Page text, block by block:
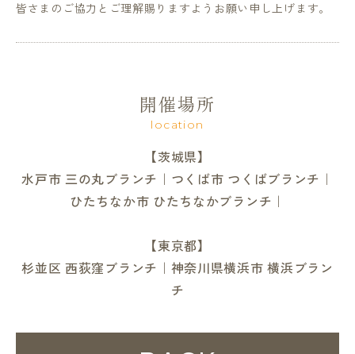
皆さまのご協力とご理解賜りますようお願い申し上げます。
開催場所
location
【茨城県】
水戸市 三の丸ブランチ｜つくば市 つくばブランチ｜
ひたちなか市 ひたちなかブランチ｜
【東京都】
杉並区 西荻窪ブランチ｜神奈川県横浜市 横浜ブラン
チ